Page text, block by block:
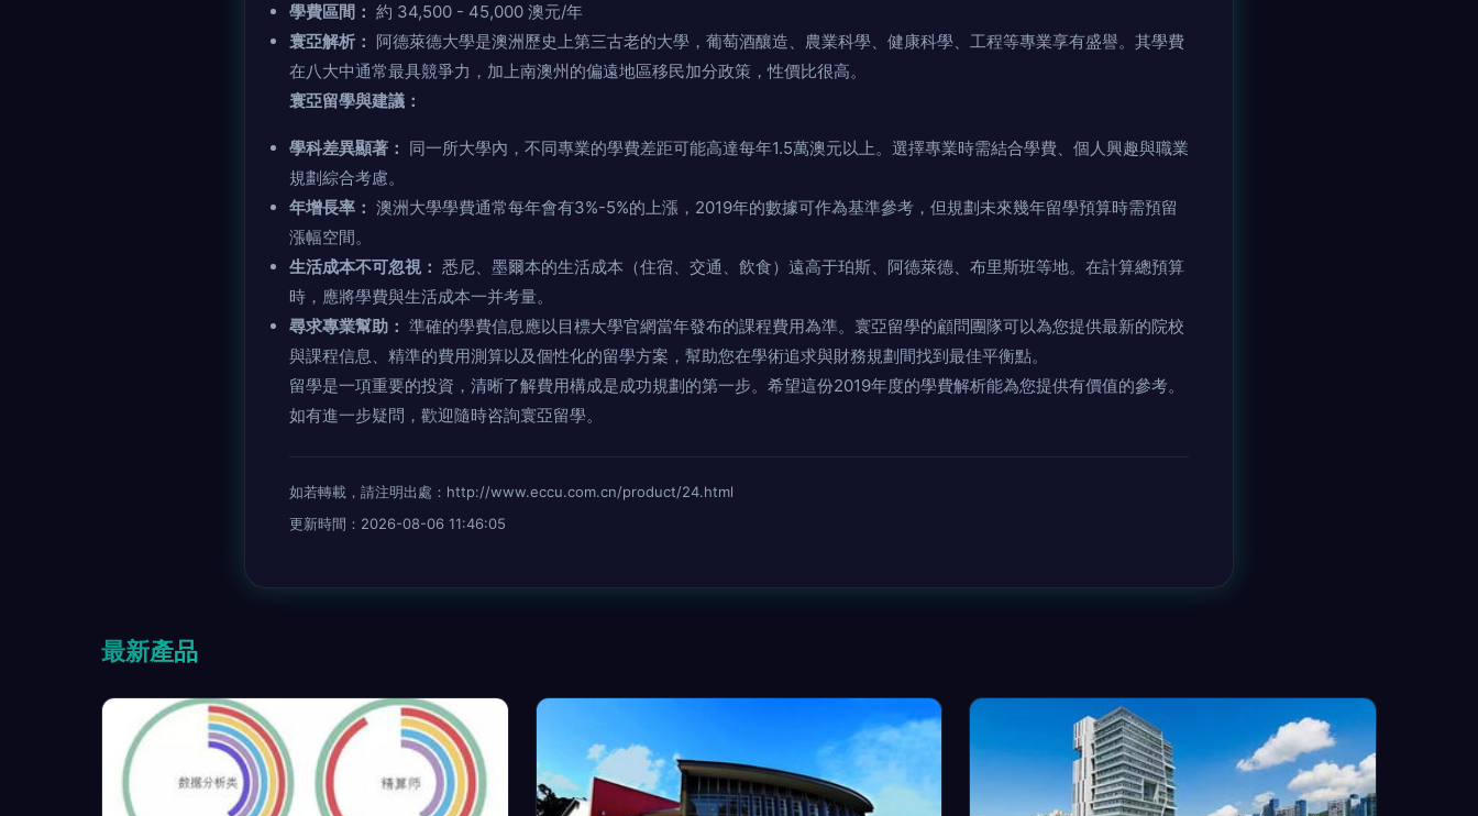
學費區間： 約 34,500 - 45,000 澳元/年
寰亞解析： 阿德萊德大學是澳洲歷史上第三古老的大學，葡萄酒釀造、農業科學、健康科學、工程等專業享有盛譽。其學費
在八大中通常最具競爭力，加上南澳州的偏遠地區移民加分政策，性價比很高。
寰亞留學與建議：
學科差異顯著： 同一所大學內，不同專業的學費差距可能高達每年1.5萬澳元以上。選擇專業時需結合學費、個人興趣與職業
規劃綜合考慮。
年增長率： 澳洲大學學費通常每年會有3%-5%的上漲，2019年的數據可作為基準參考，但規劃未來幾年留學預算時需預留
漲幅空間。
生活成本不可忽視： 悉尼、墨爾本的生活成本（住宿、交通、飲食）遠高于珀斯、阿德萊德、布里斯班等地。在計算總預算
時，應將學費與生活成本一并考量。
尋求專業幫助： 準確的學費信息應以目標大學官網當年發布的課程費用為準。寰亞留學的顧問團隊可以為您提供最新的院校
與課程信息、精準的費用測算以及個性化的留學方案，幫助您在學術追求與財務規劃間找到最佳平衡點。
留學是一項重要的投資，清晰了解費用構成是成功規劃的第一步。希望這份2019年度的學費解析能為您提供有價值的參考。
如有進一步疑問，歡迎隨時咨詢寰亞留學。
如若轉載，請注明出處：http://www.eccu.com.cn/product/24.html
更新時間：2026-08-06 11:46:05
最新產品